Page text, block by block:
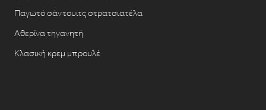
Παγωτό σάντουιτς στρατσιατέλα
Αθερίνα τηγανητή
Κλασική κρεμ μπρουλέ